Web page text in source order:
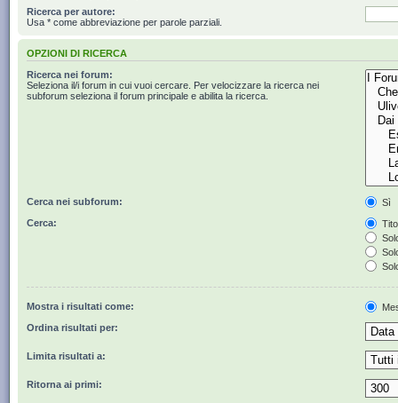
Ricerca per autore:
Usa * come abbreviazione per parole parziali.
OPZIONI DI RICERCA
Ricerca nei forum:
Seleziona il/i forum in cui vuoi cercare. Per velocizzare la ricerca nei
subforum seleziona il forum principale e abilita la ricerca.
Cerca nei subforum:
Sì
Cerca:
Mostra i risultati come:
Ordina risultati per:
Limita risultati a:
Ritorna ai primi: